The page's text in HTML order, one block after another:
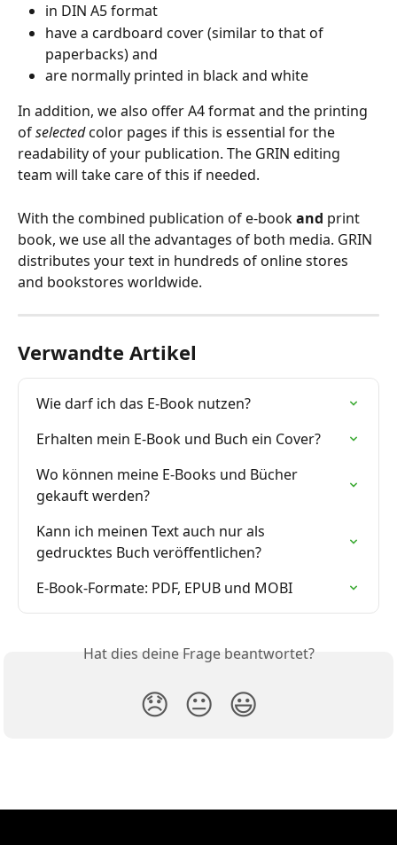
in DIN A5 format
have a cardboard cover (similar to that of
paperbacks) and
are normally printed in black and white
In addition, we also offer A4 format and the printing
of selected color pages if this is essential for the
readability of your publication. The GRIN editing
team will take care of this if needed.
With the combined publication of e-book and print
book, we use all the advantages of both media. GRIN
distributes your text in hundreds of online stores
and bookstores worldwide.
Verwandte Artikel
Wie darf ich das E-Book nutzen?
Erhalten mein E-Book und Buch ein Cover?
Wo können meine E-Books und Bücher
gekauft werden?
Kann ich meinen Text auch nur als
gedrucktes Buch veröffentlichen?
E-Book-Formate: PDF, EPUB und MOBI
Hat dies deine Frage beantwortet?
😞 😐 😃